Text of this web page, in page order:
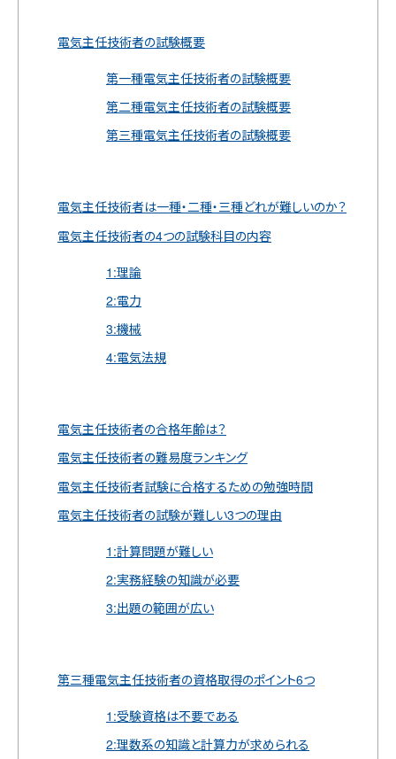
電気主任技術者の試験概要
第一種電気主任技術者の試験概要
第二種電気主任技術者の試験概要
第三種電気主任技術者の試験概要
電気主任技術者は一種・二種・三種どれが難しいのか？
電気主任技術者の4つの試験科目の内容
1:理論
2:電力
3:機械
4:電気法規
電気主任技術者の合格年齢は？
電気主任技術者の難易度ランキング
電気主任技術者試験に合格するための勉強時間
電気主任技術者の試験が難しい3つの理由
1:計算問題が難しい
2:実務経験の知識が必要
3:出題の範囲が広い
第三種電気主任技術者の資格取得のポイント6つ
1:受験資格は不要である
2:理数系の知識と計算力が求められる